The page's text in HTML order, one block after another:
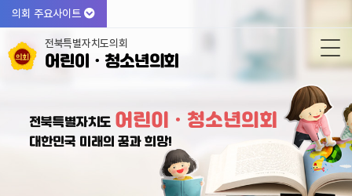
의회 주요사이트
전북특별자치도의회
어린이ㆍ청소년의회
전북특별자치도 어린이ㆍ청소년의회
대한민국 미래의 꿈과 희망!